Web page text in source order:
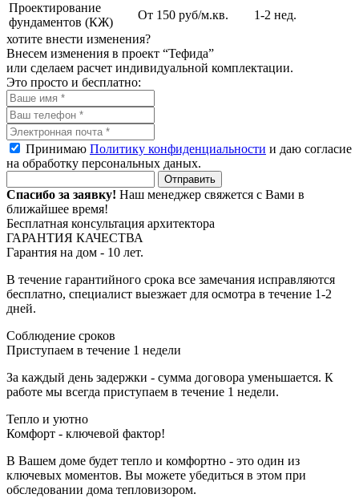
Проектирование
фундаментов (КЖ)
От 150 руб/м.кв.
1-2 нед.
хотите внести изменения?
Внесем изменения в проект “Тефида”
или сделаем расчет индивидуальной комплектации.
Это просто и бесплатно:
Принимаю Политику конфиденциальности и даю согласие
на обработку персональных даных.
Спасибо за заявку! Наш менеджер свяжется с Вами в
ближайшее время!
Бесплатная консультация архитектора
ГАРАНТИЯ КАЧЕСТВА
Гарантия на дом - 10 лет.
В течение гарантийного срока все замечания исправляются
бесплатно, специалист выезжает для осмотра в течение 1-2
дней.
Соблюдение сроков
Приступаем в течение 1 недели
За каждый день задержки - сумма договора уменьшается. К
работе мы всегда приступаем в течение 1 недели.
Тепло и уютно
Комфорт - ключевой фактор!
В Вашем доме будет тепло и комфортно - это один из
ключевых моментов. Вы можете убедиться в этом при
обследовании дома тепловизором.